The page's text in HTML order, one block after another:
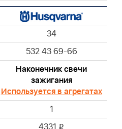
34
532 43 69-66
Наконечник свечи
зажигания
Используется в агрегатах
1
i